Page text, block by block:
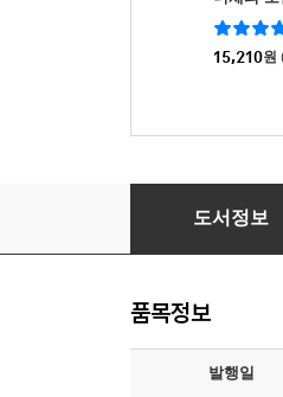
15,210원
인생, 니체는 이렇
도서정보
품목정보
발행일